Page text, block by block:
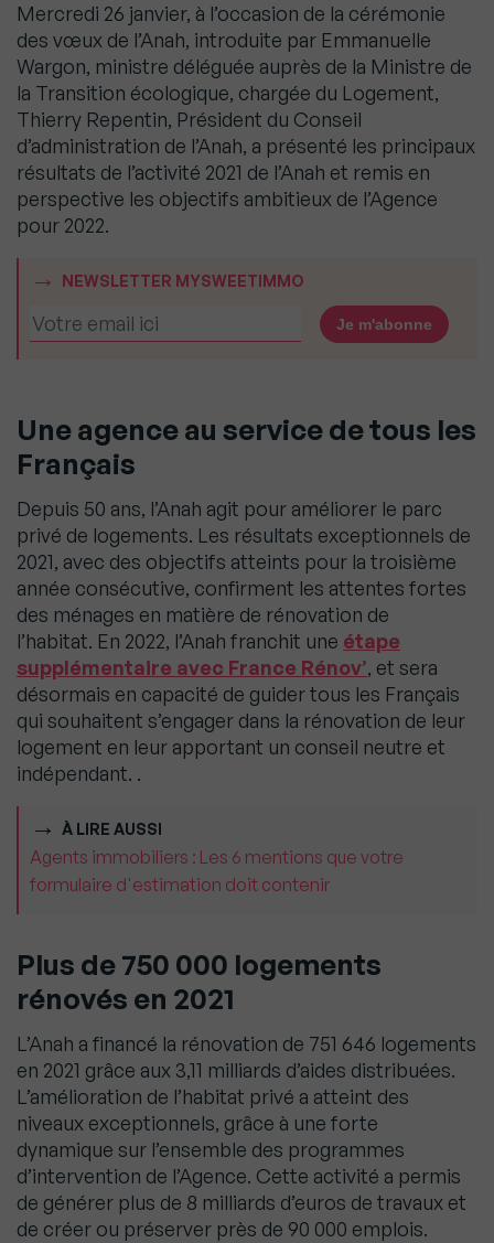
Mercredi 26 janvier, à l’occasion de la cérémonie
des vœux de l’Anah, introduite par Emmanuelle
Wargon, ministre déléguée auprès de la Ministre de
la Transition écologique, chargée du Logement,
Thierry Repentin, Président du Conseil
d’administration de l’Anah, a présenté les principaux
résultats de l’activité 2021 de l’Anah et remis en
perspective les objectifs ambitieux de l’Agence
pour 2022.
NEWSLETTER MYSWEETIMMO
Une agence au service de tous les
Français
Depuis 50 ans, l’Anah agit pour améliorer le parc
privé de logements. Les résultats exceptionnels de
2021, avec des objectifs atteints pour la troisième
année consécutive, confirment les attentes fortes
des ménages en matière de rénovation de
l’habitat. En 2022, l’Anah franchit une étape
supplémentaire avec France Rénov’, et sera
désormais en capacité de guider tous les Français
qui souhaitent s’engager dans la rénovation de leur
logement en leur apportant un conseil neutre et
indépendant. .
À LIRE AUSSI
Agents immobiliers : Les 6 mentions que votre
formulaire d'estimation doit contenir
Plus de 750 000 logements
rénovés en 2021
L’Anah a financé la rénovation de 751 646 logements
en 2021 grâce aux 3,11 milliards d’aides distribuées.
L’amélioration de l’habitat privé a atteint des
niveaux exceptionnels, grâce à une forte
dynamique sur l’ensemble des programmes
d’intervention de l’Agence. Cette activité a permis
de générer plus de 8 milliards d’euros de travaux et
de créer ou préserver près de 90 000 emplois.